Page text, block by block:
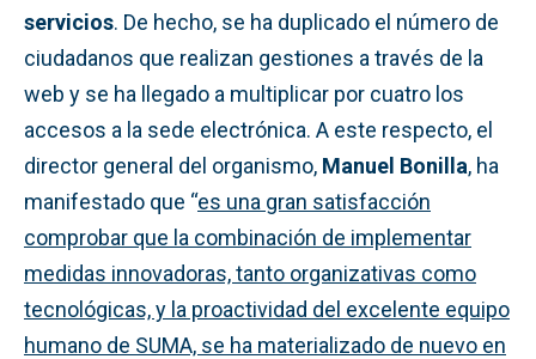
servicios. De hecho, se ha duplicado el número de
ciudadanos que realizan gestiones a través de la
web y se ha llegado a multiplicar por cuatro los
accesos a la sede electrónica. A este respecto, el
director general del organismo, Manuel Bonilla, ha
manifestado que “es una gran satisfacción
comprobar que la combinación de implementar
medidas innovadoras, tanto organizativas como
tecnológicas, y la proactividad del excelente equipo
humano de SUMA, se ha materializado de nuevo en